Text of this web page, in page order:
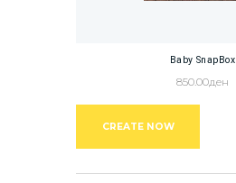
Baby SnapBox
850.00ден
CREATE NOW